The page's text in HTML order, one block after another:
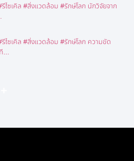
ซเคิล #สิ่งแวดล้อม #รักษ์โลก นักวิจัยจาก
ไซเคิล #สิ่งแวดล้อม #รักษ์โลก ความขัด